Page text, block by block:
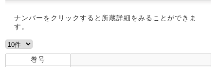
ナンバーをクリックすると所蔵詳細をみることができま
す。
巻号